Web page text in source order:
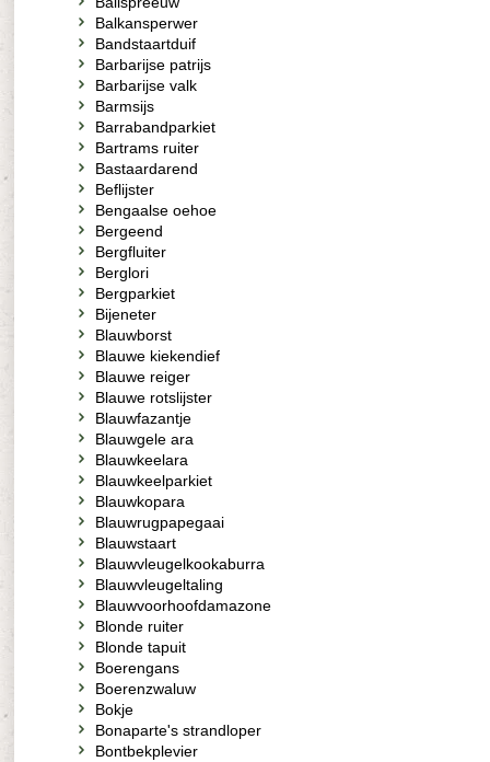
Balkansperwer
Bandstaartduif
Barbarijse patrijs
Barbarijse valk
Barmsijs
Barrabandparkiet
Bartrams ruiter
Bastaardarend
Beflijster
Bengaalse oehoe
Bergeend
Bergfluiter
Berglori
Bergparkiet
Bijeneter
Blauwborst
Blauwe kiekendief
Blauwe reiger
Blauwe rotslijster
Blauwfazantje
Blauwgele ara
Blauwkeelara
Blauwkeelparkiet
Blauwkopara
Blauwrugpapegaai
Blauwstaart
Blauwvleugelkookaburra
Blauwvleugeltaling
Blauwvoorhoofdamazone
Blonde ruiter
Blonde tapuit
Boerengans
Boerenzwaluw
Bokje
Bonaparte's strandloper
Bontbekplevier